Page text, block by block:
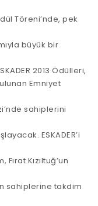
Töreni’nde, pek
büyük bir
2013 Ödülleri,
Emniyet
sahiplerini
ESKADER’i
Kızıltuğ’un
sahiplerine takdim